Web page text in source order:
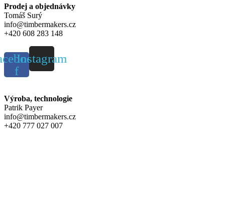
Prodej a objednávky
Tomáš Surý
info@timbermakers.cz
+420 608 283 148
f
Instagram
Výroba, technologie
Patrik Payer
info@timbermakers.cz
+420 777 027 007